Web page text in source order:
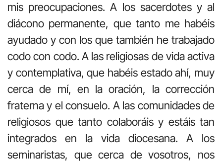
mis preocupaciones. A los sacerdotes y al
diácono permanente, que tanto me habéis
ayudado y con los que también he trabajado
codo con codo. A las religiosas de vida activa
y contemplativa, que habéis estado ahí, muy
cerca de mí, en la oración, la corrección
fraterna y el consuelo. A las comunidades de
religiosos que tanto colaboráis y estáis tan
integrados en la vida diocesana. A los
seminaristas, que cerca de vosotros, nos